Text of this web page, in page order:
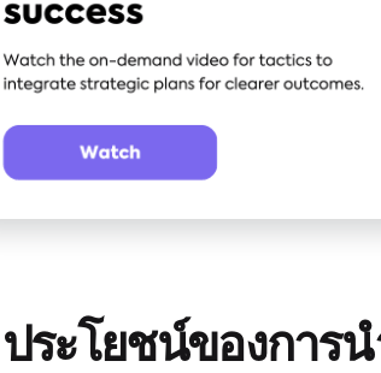
ระโยชน์ของการน